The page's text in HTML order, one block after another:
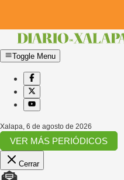
Toggle Menu
Xalapa, 6 de agosto de 2026
VER MÁS PERIÓDICOS
Cerrar